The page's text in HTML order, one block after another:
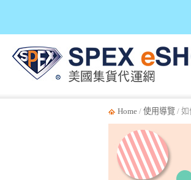
Home / 使用導覽 / 如